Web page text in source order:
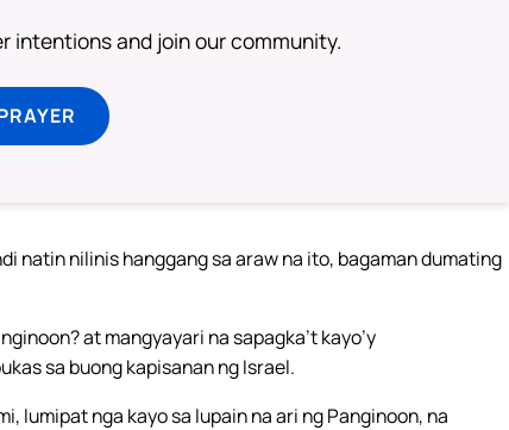
intentions and join our community.
natin nilinis hanggang sa araw na ito, bagaman dumating
at mangyayari na sapagka’t kayo’y
sa buong kapisanan ng Israel.
lumipat nga kayo sa lupain na ari ng Panginoon, na